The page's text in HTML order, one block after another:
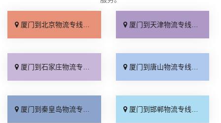
厦门到北京物流专线_直达不中转「送货到门」 厦门到天津物流专线_运保时效「高效快运」
厦门到石家庄物流专线_准时准点「多少公里」 厦门到唐山物流专线_全境派送「收费介绍」
厦门到秦皇岛物流专线_高效运输「运保时效」 厦门到邯郸物流专线_物流拼车「全境配送」